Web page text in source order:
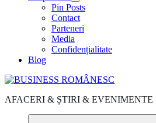
Pin Posts
Contact
Parteneri
Media
Confidențialitate
Blog
AFACERI & ȘTIRI & EVENIMENTE